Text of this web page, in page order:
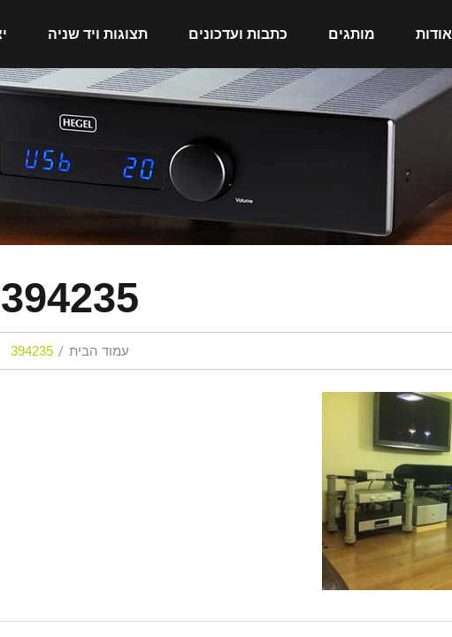
אודות מותגים כתבות ועדכונים תצוגות ויד שניה
394235
עמוד הבית 394235